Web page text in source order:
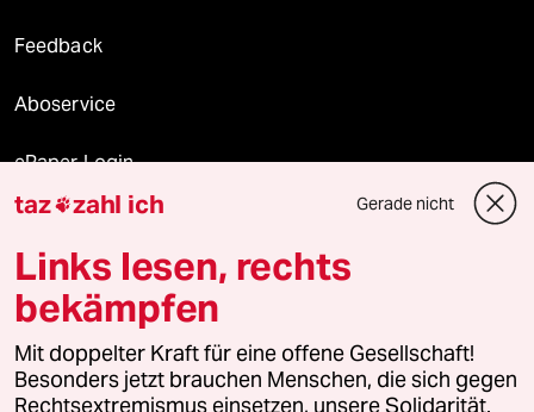
Feedback
Aboservice
ePaper Login
Downloads für Abonnierende
© 2026 taz Verlags und Vertriebs GmbH
Alle Rechte vorbehalten. Bei rechtlichen Fragen oder für Genehmigungen
wenden Sie sich bitte an
lizenzen@taz.de
taz zahl ich Gerade nicht
Links lesen, rechts
bekämpfen
Mit doppelter Kraft für eine offene Gesellschaft!
Besonders jetzt brauchen Menschen, die sich gegen
Rechtsextremismus einsetzen, unsere Solidarität.